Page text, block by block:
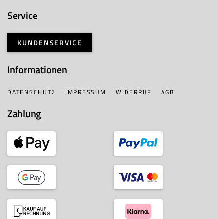
Service
KUNDENSERVICE
Informationen
DATENSCHUTZ IMPRESSUM WIDERRUF AGB
Zahlung